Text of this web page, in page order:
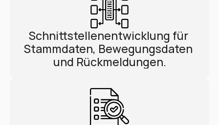
Schnittstellenentwicklung für
Stammdaten, Bewegungsdaten
und Rückmeldungen.